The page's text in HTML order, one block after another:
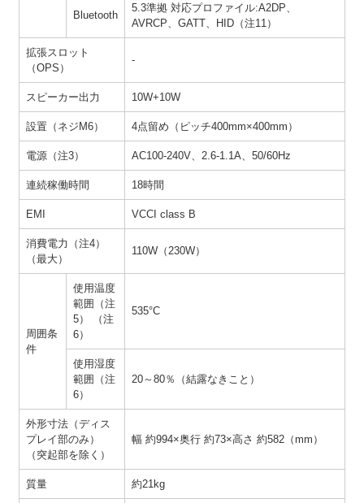
Bluetooth
5.3準拠 対応プロファイル:A2DP、
AVRCP、GATT、HID（注11）
拡張スロット
（OPS）
-
スピーカー出力 10W+10W
設置（ネジM6） 4点留め（ピッチ400mm×400mm）
電源（注3） AC100-240V、2.6-1.1A、50/60Hz
連続稼働時間 18時間
EMI VCCI class B
消費電力（注4）
（最大）
110W（230W）
周囲条
件
使用温度
範囲（注
5） （注
6）
535°C
使用湿度
範囲（注
6）
20～80％（結露なきこと）
外形寸法（ディス
プレイ部のみ）
（突起部を除く）
幅 約994×奥行 約73×高さ 約582（mm）
質量 約21kg